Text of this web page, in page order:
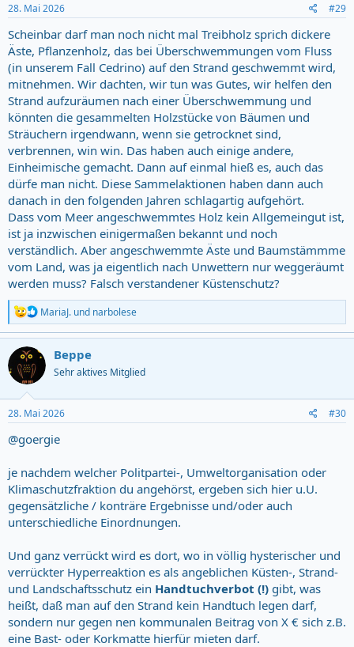
s
:
28. Mai 2026 #29
Scheinbar darf man noch nicht mal Treibholz sprich dickere
Äste, Pflanzenholz, das bei Überschwemmungen vom Fluss
(in unserem Fall Cedrino) auf den Strand geschwemmt wird,
mitnehmen. Wir dachten, wir tun was Gutes, wir helfen den
Strand aufzuräumen nach einer Überschwemmung und
könnten die gesammelten Holzstücke von Bäumen und
Sträuchern irgendwann, wenn sie getrocknet sind,
verbrennen, win win. Das haben auch einige andere,
Einheimische gemacht. Dann auf einmal hieß es, auch das
dürfe man nicht. Diese Sammelaktionen haben dann auch
danach in den folgenden Jahren schlagartig aufgehört.
Dass vom Meer angeschwemmtes Holz kein Allgemeingut ist,
ist ja inzwischen einigermaßen bekannt und noch
verständlich. Aber angeschwemmte Äste und Baumstämmme
vom Land, was ja eigentlich nach Unwettern nur weggeräumt
werden muss? Falsch verstandener Küstenschutz?
R
e
a
c
t
i
n
s
:
MariaJ. und narbolese
Beppe
Sehr aktives Mitglied
28. Mai 2026 #30
@goergie
je nachdem welcher Politpartei-, Umweltorganisation oder
Klimaschutzfraktion du angehörst, ergeben sich hier u.U.
gegensätzliche / konträre Ergebnisse und/oder auch
unterschiedliche Einordnungen.
Und ganz verrückt wird es dort, wo in völlig hysterischer und
verrückter Hyperreaktion es als angeblichen Küsten-, Strand-
und Landschaftsschutz ein Handtuchverbot (!) gibt, was
heißt, daß man auf den Strand kein Handtuch legen darf,
sondern nur gegen nen kommunalen Beitrag von X € sich z.B.
eine Bast- oder Korkmatte hierfür mieten darf.